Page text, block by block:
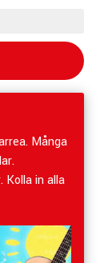
Många
Kolla in alla